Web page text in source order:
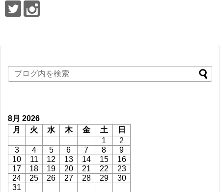
8月 2026
月
火 水 木 金 土
日
1
2
3
4 5 6 7 8
9
10
11 12 13 14 15
16
17
18 19 20 21 22
23
24
25 26 27 28 29
30
31